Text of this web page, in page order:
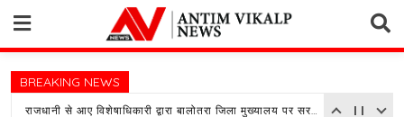
content
BREAKING NEWS
राजधानी से आए विशेषाधिकारी द्वारा बालोतरा जिला मुख्यालय पर सरकारी अस्पताल का किया औचक निरीक्षण